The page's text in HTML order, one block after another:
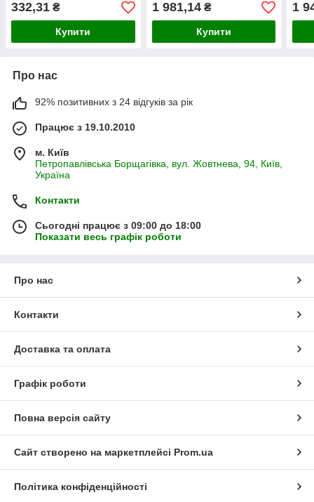
332,31 ₴
Купити
1 981,14₴
Купити
1
Про нас
92% позитивних з 24 відгуків за рік
Працює з 19.10.2010
м. Київ
Петропавлівська Борщагівка, вул. Жовтнева, 94, Київ,
Україна
Контакти
Сьогодні працює з 09:00 до 18:00
Показати весь графік роботи
Про нас
Контакти
Доставка та оплата
Графік роботи
Повна версія сайту
Сайт створено на маркетплейсі Prom.ua
Політика конфіденційності